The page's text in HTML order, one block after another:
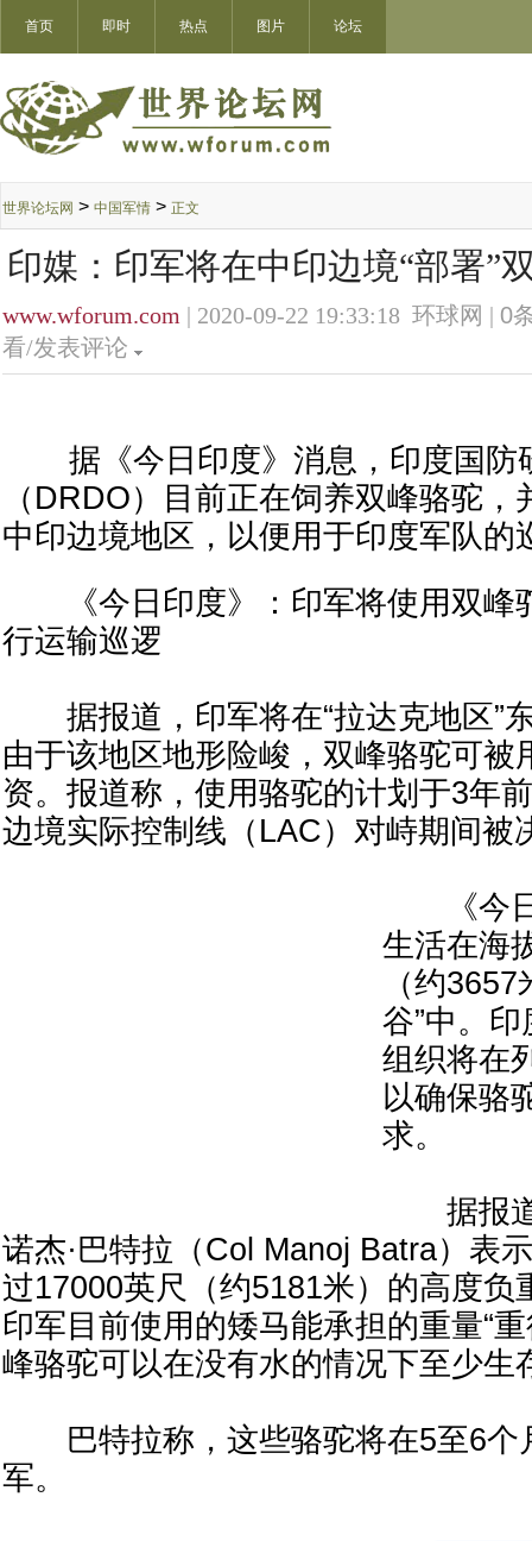
首页 即时 热点 图片 论坛
世界论坛网 > 中国军情 > 正文
印媒：印军将在中印边境“部署”
www.wforum.com | 2020-09-22 19:33:18 环球网 | 0
看/发表评论
据《今日印度》消息，印度国防
（DRDO）目前正在饲养双峰骆驼，
中印边境地区，以便用于印度军队的
《今日印度》：印军将使用双峰
行运输巡逻
据报道，印军将在“拉达克地区”
由于该地区地形险峻，双峰骆驼可被
资。报道称，使用骆驼的计划于3年
边境实际控制线（LAC）对峙期间被
《今日
生活在海
（约
谷”中。
组织将在
以确保骆
求。
据报道
诺杰·巴特拉（Col Manoj Batra）表
过17000英尺（约5181米）的高度负
印军目前使用的矮马能承担的重量“
峰骆驼可以在没有水的情况下至少生
巴特拉称，这些骆驼将在5至6个
军。